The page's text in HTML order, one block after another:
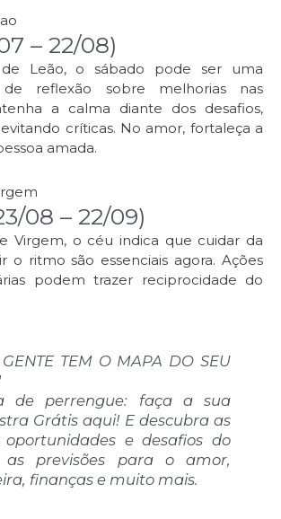
– 22/08)
Leão, o sábado pode ser uma
de reflexão sobre melhorias nas
a calma diante dos desafios,
críticas. No amor, fortaleça a
amada.
08 – 22/09)
Virgem, o céu indica que cuidar da
o ritmo são essenciais agora. Ações
podem trazer reciprocidade do
TEM O MAPA DO SEU
de perrengue: faça a sua
Grátis aqui! E descubra as
oportunidades e desafios do
as previsões para o amor,
finanças e muito mais.